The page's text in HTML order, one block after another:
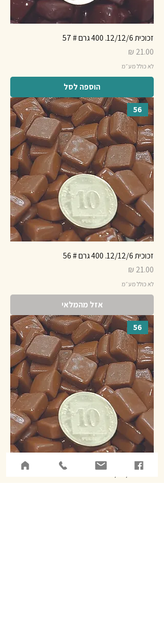
זכוכית 12/12/6. 400 גרם # 57
מחיר
לא כולל מע״מ
הוספה לסל
56
זכוכית 12/12/6. 400 גרם # 56
מחיר
לא כולל מע״מ
אזל מהמלאי
56
זכוכית 12/12/6. 800 גרם # 56